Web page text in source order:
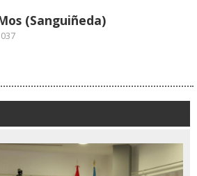
(Sanguiñeda)